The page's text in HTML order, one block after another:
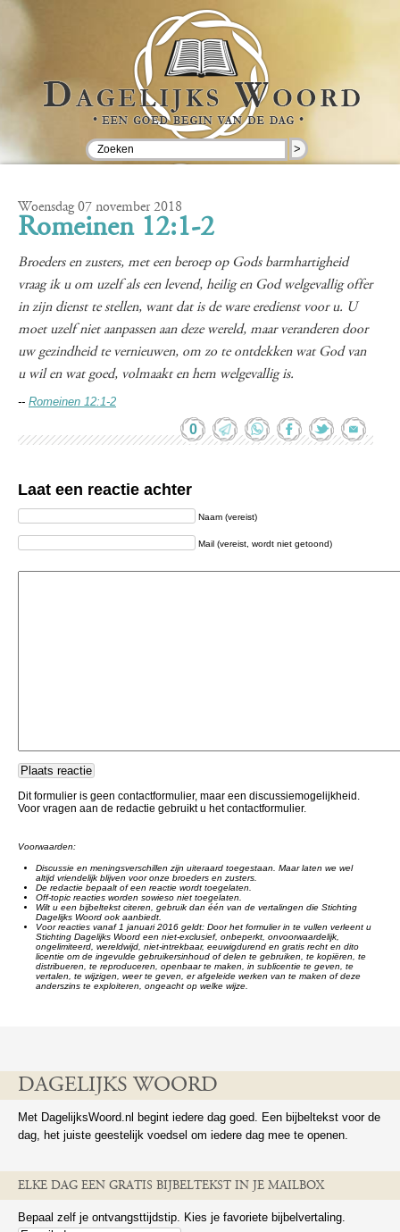
>
Woensdag 07 november 2018
Romeinen 12:1-2
Broeders en zusters, met een beroep op Gods barmhartigheid
vraag ik u om uzelf als een levend, heilig en God welgevallig offer
in zijn dienst te stellen, want dat is de ware eredienst voor u. U
moet uzelf niet aanpassen aan deze wereld, maar veranderen door
uw gezindheid te vernieuwen, om zo te ontdekken wat God van
u wil en wat goed, volmaakt en hem welgevallig is.
-- Romeinen 12:1-2
0
Laat een reactie achter
Naam (vereist)
Mail (vereist, wordt niet getoond)
Dit formulier is geen contactformulier, maar een discussiemogelijkheid.
Voor vragen aan de redactie gebruikt u het contactformulier.
Voorwaarden:
Discussie en meningsverschillen zijn uiteraard toegestaan. Maar laten we wel
altijd vriendelijk blijven voor onze broeders en zusters.
De redactie bepaalt of een reactie wordt toegelaten.
Off-topic reacties worden sowieso niet toegelaten.
Wilt u een bijbeltekst citeren, gebruik dan één van de vertalingen die Stichting
Dagelijks Woord ook aanbiedt.
Voor reacties vanaf 1 januari 2016 geldt: Door het formulier in te vullen verleent u
Stichting Dagelijks Woord een niet-exclusief, onbeperkt, onvoorwaardelijk,
ongelimiteerd, wereldwijd, niet-intrekbaar, eeuwigdurend en gratis recht en dito
licentie om de ingevulde gebruikersinhoud of delen te gebruiken, te kopiëren, te
distribueren, te reproduceren, openbaar te maken, in sublicentie te geven, te
vertalen, te wijzigen, weer te geven, er afgeleide werken van te maken of deze
anderszins te exploiteren, ongeacht op welke wijze.
DAGELIJKS WOORD
Met DagelijksWoord.nl begint iedere dag goed. Een bijbeltekst voor de
dag, het juiste geestelijk voedsel om iedere dag mee te openen.
ELKE DAG EEN GRATIS BIJBELTEKST IN JE MAILBOX
Bepaal zelf je ontvangsttijdstip. Kies je favoriete bijbelvertaling.